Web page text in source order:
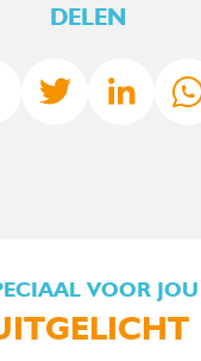
DELEN
VOOR JOU